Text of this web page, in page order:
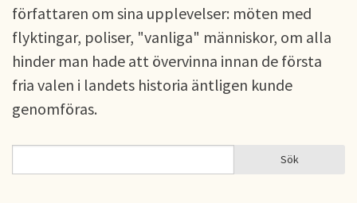
författaren om sina upplevelser: möten med
flyktingar, poliser, "vanliga" människor, om alla
hinder man hade att övervinna innan de första
fria valen i landets historia äntligen kunde
genomföras.
SÖKFORMULÄR Sök